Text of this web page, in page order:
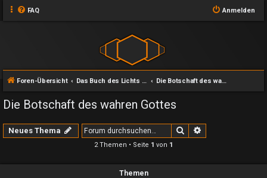
FAQ Anmelden
Foren-Übersicht Das Buch des Lichts und seine Zweige Die Botschaft des wahren Gottes
Die Botschaft des wahren Gottes
Neues Thema Suche
2 Themen • Seite 1 von 1
Themen